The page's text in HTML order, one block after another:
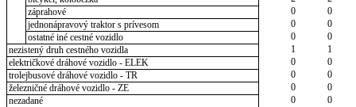
záprahové
0
0
jednonápravový traktor s prívesom
0
0
ostatné iné cestné vozidlo
0
0
nezistený druh cestného vozidla
1
1
električkové dráhové vozidlo - ELEK
0
0
trolejbusové dráhové vozidlo - TR
0
0
železničné dráhové vozidlo - ZE
0
0
nezadané
0 0